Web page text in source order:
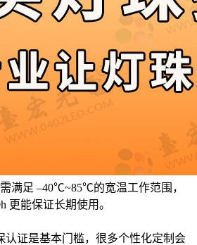
满足 –40℃~85℃的宽温工作范围，
更能保证长期使用。
认证是基本门槛，很多个性化定制会